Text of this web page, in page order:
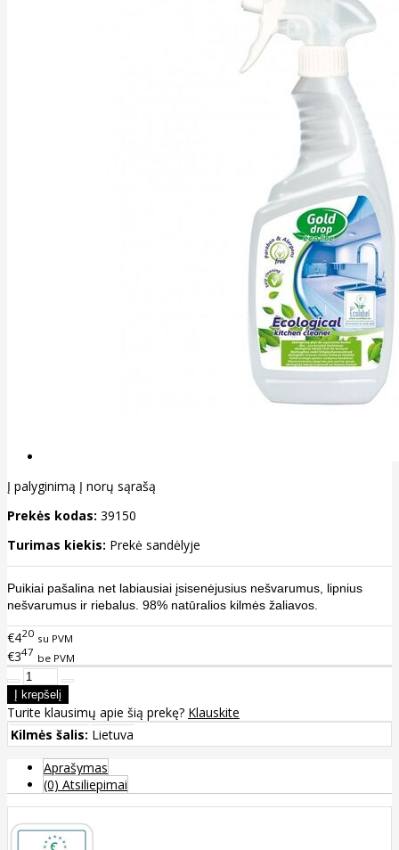
Į palyginimą Į norų sąrašą
Prekės kodas: 39150
Turimas kiekis: Prekė sandėlyje
Puikiai pašalina net labiausiai įsisenėjusius nešvarumus, lipnius
nešvarumus ir riebalus. 98% natūralios kilmės žaliavos.
€420 su PVM
€347 be PVM
Turite klausimų apie šią prekę? Klauskite
Kilmės šalis: Lietuva
Aprašymas
(0) Atsiliepimai